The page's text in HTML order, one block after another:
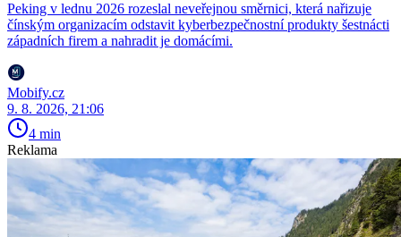
Peking v lednu 2026 rozeslal neveřejnou směrnici, která nařizuje
čínským organizacím odstavit kyberbezpečnostní produkty šestnácti
západních firem a nahradit je domácími.
Mobify.cz
9. 8. 2026, 21:06
4 min
Reklama